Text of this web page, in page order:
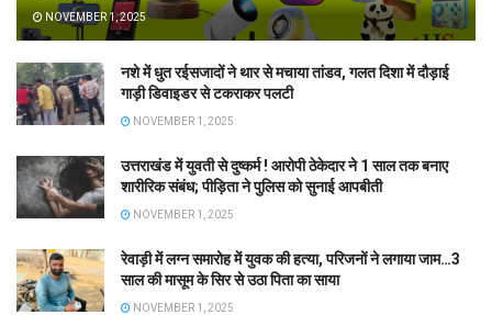
NOVEMBER 1, 2025
नशे में धुत रईसजादों ने थार से मचाया तांडव, गलत दिशा में दौड़ाई
गाड़ी डिवाइडर से टकराकर पलटी
NOVEMBER 1, 2025
उत्तराखंड में युवती से दुष्कर्म ! आरोपी ठेकेदार ने 1 साल तक बनाए
शारीरिक संबंध; पीड़िता ने पुलिस को सुनाई आपबीती
NOVEMBER 1, 2025
रेवाड़ी में लग्न समारोह में युवक की हत्या, परिजनों ने लगाया जाम…3
साल की मासूम के सिर से उठा पिता का साया
NOVEMBER 1, 2025